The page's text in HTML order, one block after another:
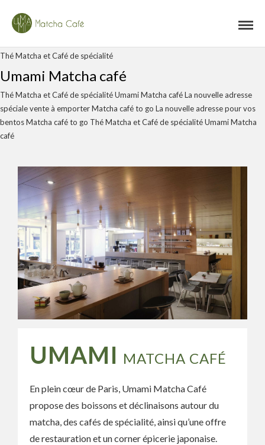
Thé Matcha et Café de spécialité
Umami Matcha café
Thé Matcha et Café de spécialitéUmami Matcha caféLa nouvelle adresse
spéciale vente à emporterMatcha café to go La nouvelle adresse pour vos
bentosMatcha café to go Thé Matcha et Café de spécialitéUmami Matcha
café
UMAMI MATCHA CAFÉ
En plein cœur de Paris, Umami Matcha Café
propose des boissons et déclinaisons autour du
matcha, des cafés de spécialité, ainsi qu’une offre
de restauration et un corner épicerie japonaise.